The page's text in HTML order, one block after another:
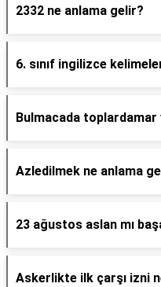
2332 ne anlama gelir?
6. sınıf ingilizce
Bulmacada
Azledilmek ne anlama
23 ağustos aslan mı
Askerlikte ilk çarşı izni